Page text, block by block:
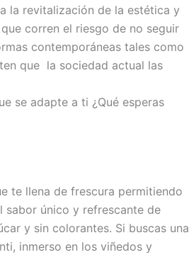
la revitalización de la estética y
corren el riesgo de no seguir
contemporáneas tales como
que la sociedad actual las
se adapte a ti ¿Qué esperas
te llena de frescura permitiendo
sabor único y refrescante de
y sin colorantes. Si buscas una
inmerso en los viñedos y